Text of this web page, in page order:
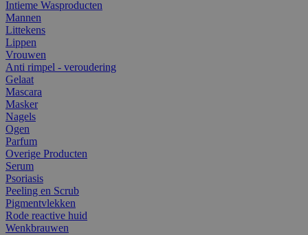
Intieme Wasproducten
Mannen
Littekens
Lippen
Vrouwen
Anti rimpel - veroudering
Gelaat
Mascara
Masker
Nagels
Ogen
Parfum
Overige Producten
Serum
Psoriasis
Peeling en Scrub
Pigmentvlekken
Rode reactive huid
Wenkbrauwen